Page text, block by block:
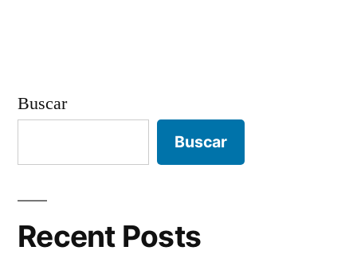
Buscar
Buscar
Recent Posts